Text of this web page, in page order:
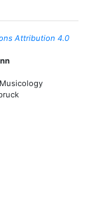
Attribution 4.0